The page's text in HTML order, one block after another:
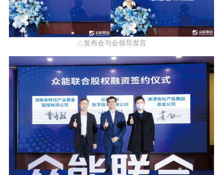
△发布会与会领导发言